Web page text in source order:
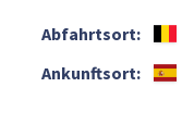
Abfahrtsort:
Ankunftsort: